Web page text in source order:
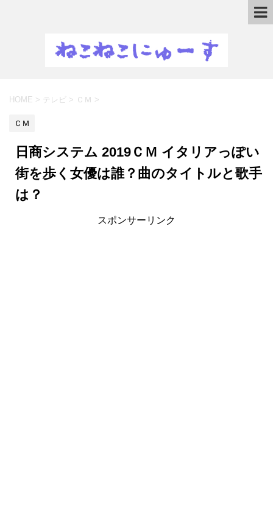
HOME > テレビ > ＣＭ >
ＣＭ
日商システム 2019ＣＭ イタリアっぽい
街を歩く女優は誰？曲のタイトルと歌手
は？
スポンサーリンク